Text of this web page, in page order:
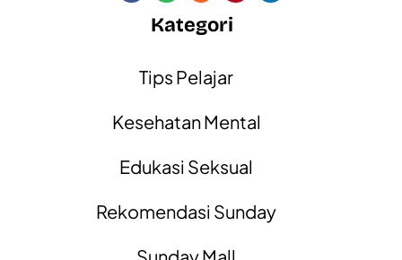
Kategori
Tips Pelajar
Kesehatan Mental
Edukasi Seksual
Rekomendasi Sunday